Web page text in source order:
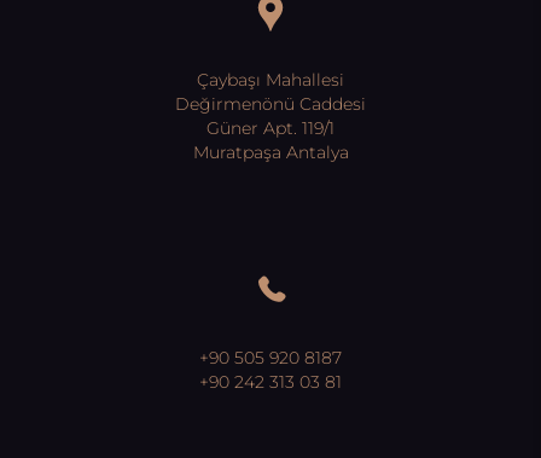
Çaybaşı Mahallesi
Değirmenönü Caddesi
Güner Apt. 119/1
Muratpaşa Antalya
+90 505 920 8187
+90 242 313 03 81